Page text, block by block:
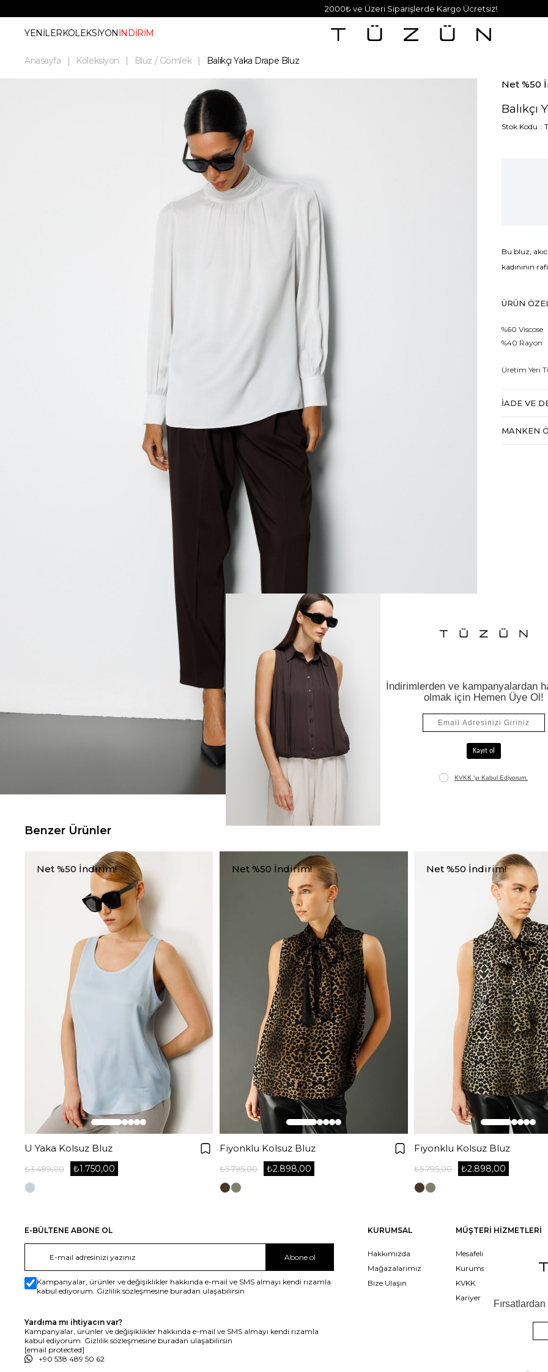
2000₺ ve Üzeri Siparişlerde Kargo Ücretsiz!
YENİLERKOLEKSİYONİNDİRİM
Anasayfa Koleksiyon Bluz / Gömlek Balıkçı Yaka Drape Bluz
Net %50
Balıkçı
Stok Kodu
Bu bluz,
kadınının
ÜRÜN
%60 Viscose
%40 Rayon
Üretim Yeri
İADE VE
MANKEN
Benzer Ürünler
U Yaka Kolsuz Bluz
₺1.750,00
₺3.499,00
Net %50 İndirim!
Fiyonklu Kolsuz Bluz
₺2.898,00
₺5.795,00
Net %50 İndirim!
Fiyonklu Kolsuz Bluz
₺2.898,00
₺5.795,00
Net %50 İndirim!
E-BÜLTENE ABONE OL
Abone ol
Kampanyalar, ürünler ve değişiklikler hakkında e-mail ve SMS almayı kendi rızamla
kabul ediyorum. Gizlilik sözleşmesine buradan ulaşabilirsin
Yardıma mı ihtiyacın var?
Kampanyalar, ürünler ve değişiklikler hakkında e-mail ve SMS almayı kendi rızamla
kabul ediyorum. Gizlilik sözleşmesine buradan ulaşabilirsin
[email protected]
+90 538 489 50 62
KURUMSAL
Hakkımızda
Mağazalarımız
Bize Ulaşın
MÜŞTERİ HİZMETLERİ
Mesafeli Satış Sözleşmesi
Kurumsal Satış
KVKK
Kariyer